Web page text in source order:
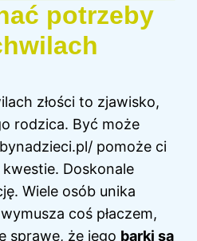
potrzeby
złości to zjawisko,
rodzica. Być może
pomoże ci
Doskonale
Wiele osób unika
coś płaczem,
sprawę, że jego barki są